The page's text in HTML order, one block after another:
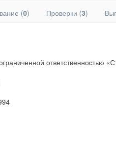
(0) Проверки (3)
ответственностью